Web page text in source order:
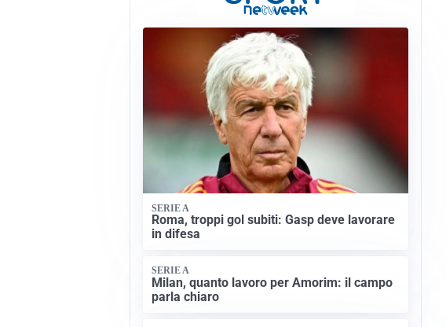
SERIE A
Roma, troppi gol subiti: Gasp deve lavorare
in difesa
SERIE A
Milan, quanto lavoro per Amorim: il campo
parla chiaro